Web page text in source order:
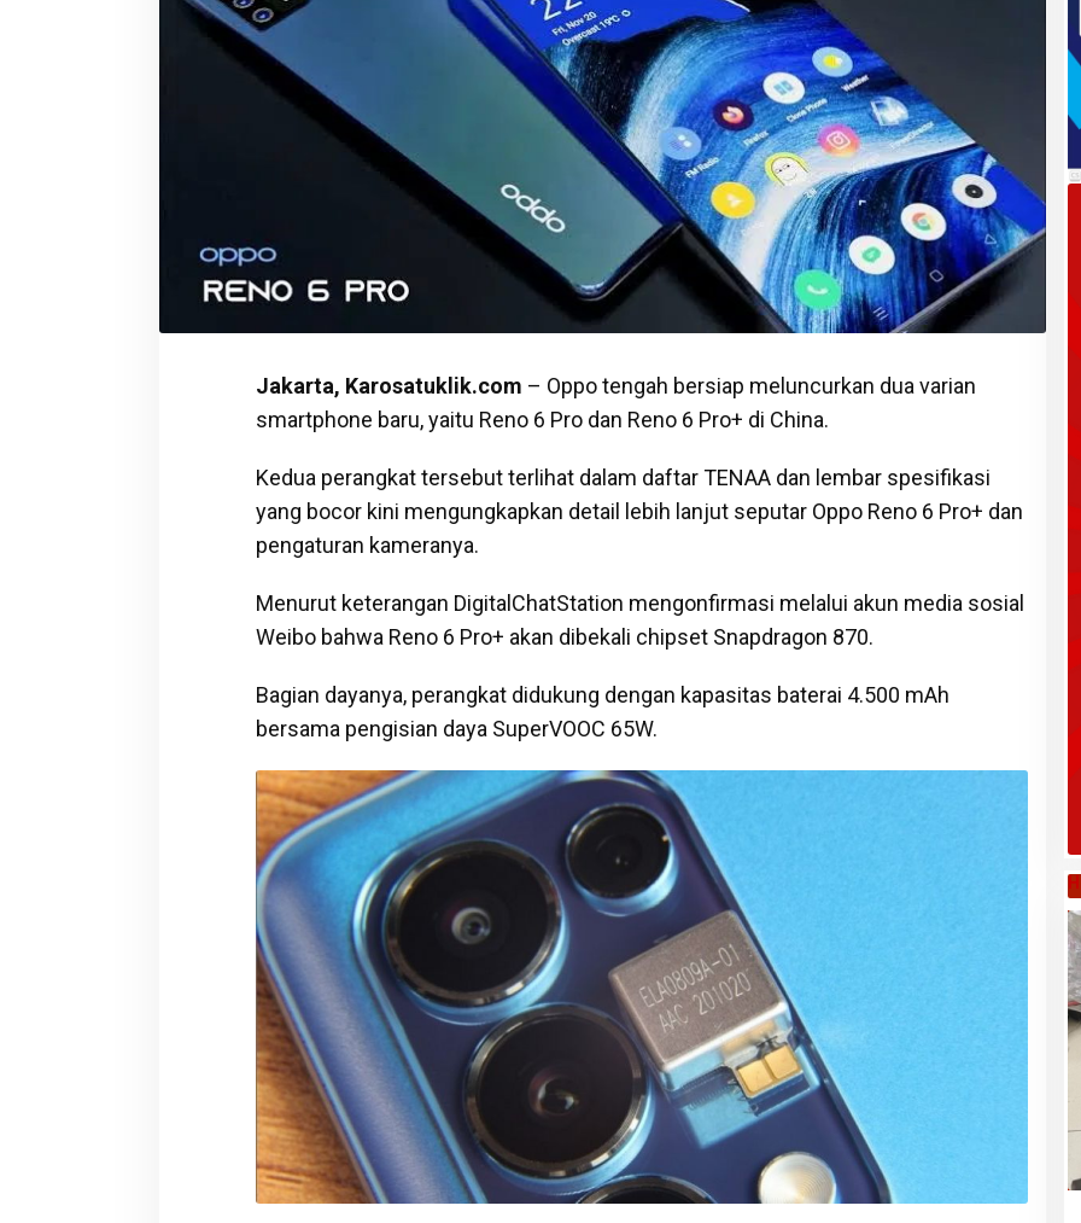
Jakarta, Karosatuklik.com – Oppo tengah bersiap meluncurkan dua varian
smartphone baru, yaitu Reno 6 Pro dan Reno 6 Pro+ di China.
Kedua perangkat tersebut terlihat dalam daftar TENAA dan lembar spesifikasi
yang bocor kini mengungkapkan detail lebih lanjut seputar Oppo Reno 6 Pro+ dan
pengaturan kameranya.
Menurut keterangan DigitalChatStation mengonfirmasi melalui akun media sosial
Weibo bahwa Reno 6 Pro+ akan dibekali chipset Snapdragon 870.
Bagian dayanya, perangkat didukung dengan kapasitas baterai 4.500 mAh
bersama pengisian daya SuperVOOC 65W.